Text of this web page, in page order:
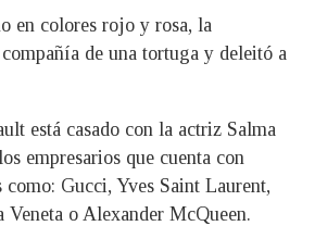
en colores rojo y rosa, la
de una tortuga y deleitó a
está casado con la actriz Salma
empresarios que cuenta con
Gucci, Yves Saint Laurent,
Veneta o Alexander McQueen.